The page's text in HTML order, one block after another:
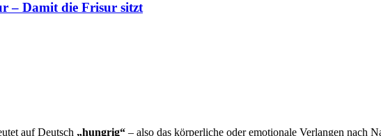
– Damit die Frisur sitzt
auf Deutsch „hungrig“ – also das körperliche oder emotionale Verlangen nach